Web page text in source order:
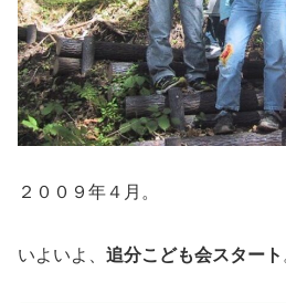
２００９年４月。
いよいよ、 追分こども会スタート